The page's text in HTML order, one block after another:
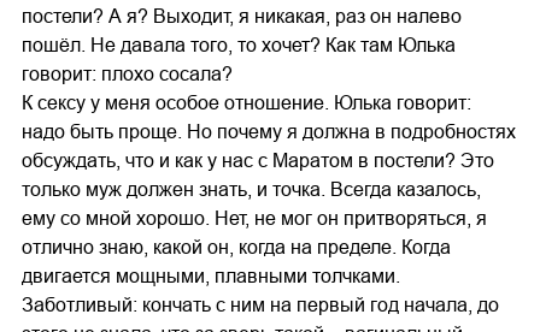
постели? А я? Выходит, я никакая, раз он налево
пошёл. Не давала того, то хочет? Как там Юлька
говорит: плохо сосала?
К сексу у меня особое отношение. Юлька говорит:
надо быть проще. Но почему я должна в подробностях
обсуждать, что и как у нас с Маратом в постели? Это
только муж должен знать, и точка. Всегда казалось,
ему со мной хорошо. Нет, не мог он притворяться, я
отлично знаю, какой он, когда на пределе. Когда
двигается мощными, плавными толчками.
Заботливый: кончать с ним на первый год начала, до